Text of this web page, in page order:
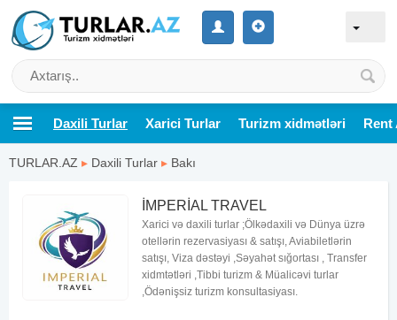
Daxili Turlar Xarici Turlar Turizm xidmətləri Rent
TURLAR.AZ ▸ Daxili Turlar ▸ Bakı
İMPERİAL TRAVEL
Xarici və daxili turlar ;Ölkədaxili və Dünya üzrə
otellərin rezervasiyası & satışı, Aviabiletlərin
satışı, Viza dəstəyi ,Səyahət sığortası , Transfer
xidmtətləri ,Tibbi turizm & Müalicəvi turlar
,Ödənişsiz turizm konsultasiyası.